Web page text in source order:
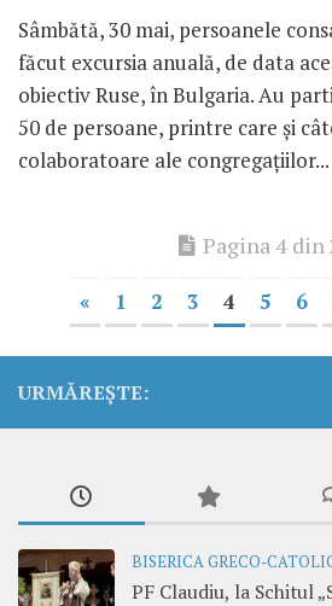
Sâmbătă, 30 mai, persoanele
făcut excursia anuală, de data
obiectiv Ruse, în Bulgaria. Au
50 de persoane, printre care și
colaboratoare ale congregațiilor...
Pagina 4 din
« 1 2 3 4 5 6
URMĂREȘTE:
BISERICA GRECO-
PF Claudiu, la Schitul